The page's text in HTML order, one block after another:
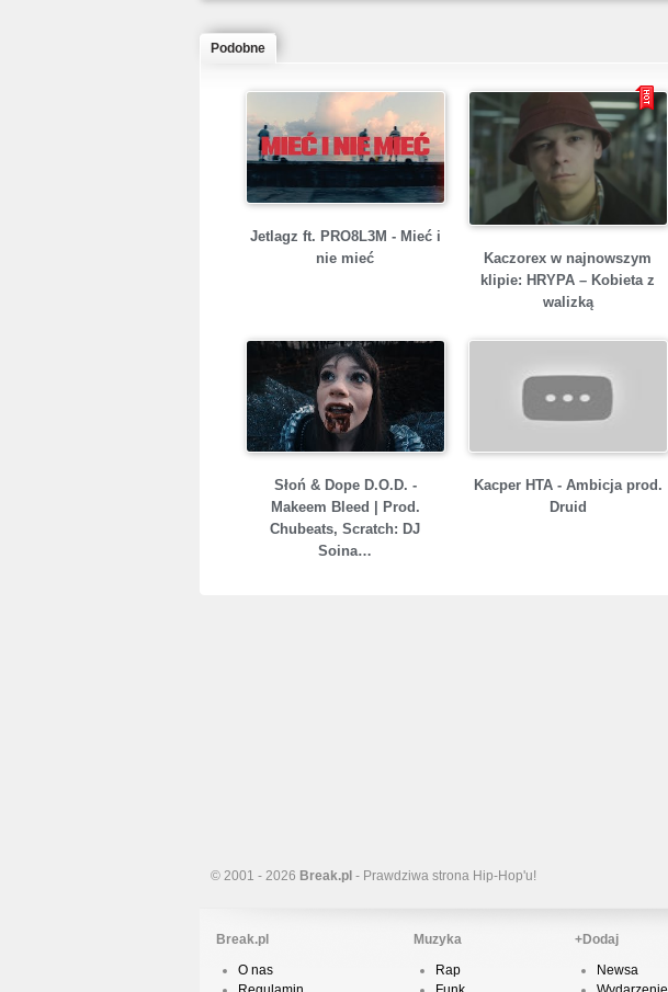
Podobne
Jetlagz ft. PRO8L3M - Mieć i
nie mieć
Kaczorex w najnowszym
klipie: HRYPA – Kobieta z
walizką
Słoń & Dope D.O.D. -
Makeem Bleed | Prod.
Chubeats, Scratch: DJ
Soina…
Kacper HTA - Ambicja prod.
Druid
© 2001 - 2026 Break.pl - Prawdziwa strona Hip-Hop'u!
Break.pl
O nas
Muzyka
Rap
+Dodaj
Newsa